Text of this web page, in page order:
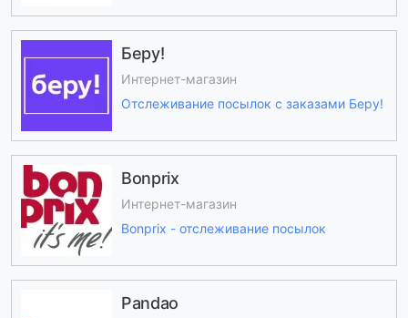
Беру!
Интернет-магазин
Отслеживание посылок с заказами Беру!
Bonprix
Интернет-магазин
Bonprix - отслеживание посылок
Pandao